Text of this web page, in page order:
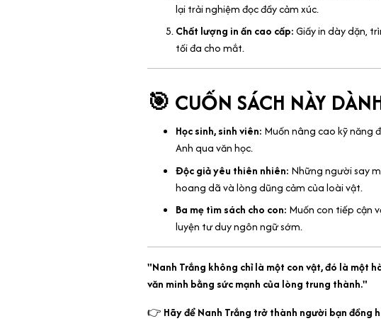
lại trải nghiệm đọc đầy cảm xúc.
Chất lượng in ấn cao cấp:Giấy in dày dặn,
tối đa cho mắt.
🎯 CUỐN SÁCH NÀY
Học sinh, sinh viên: Muốn nâng cao kỹ năng
Anh qua văn học.
Độc giả yêu thiên nhiên: Những người say
hoang dã và lòng dũng cảm của loài vật.
Ba mẹ tìm sách cho con: Muốn con tiếp cận
luyện tư duy ngôn ngữ sớm.
"Nanh Trắng không chỉ là một con vật, đó là một
văn minh bằng sức mạnh của lòng trung thành."
👉 Hãy để Nanh Trắng trở thành người bạn đồng